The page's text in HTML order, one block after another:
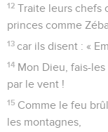
12 Traite leurs chefs
princes comme
13 car ils disent : «
14 Mon Dieu, fais-
par le vent !
15 Comme le feu
les montagnes,